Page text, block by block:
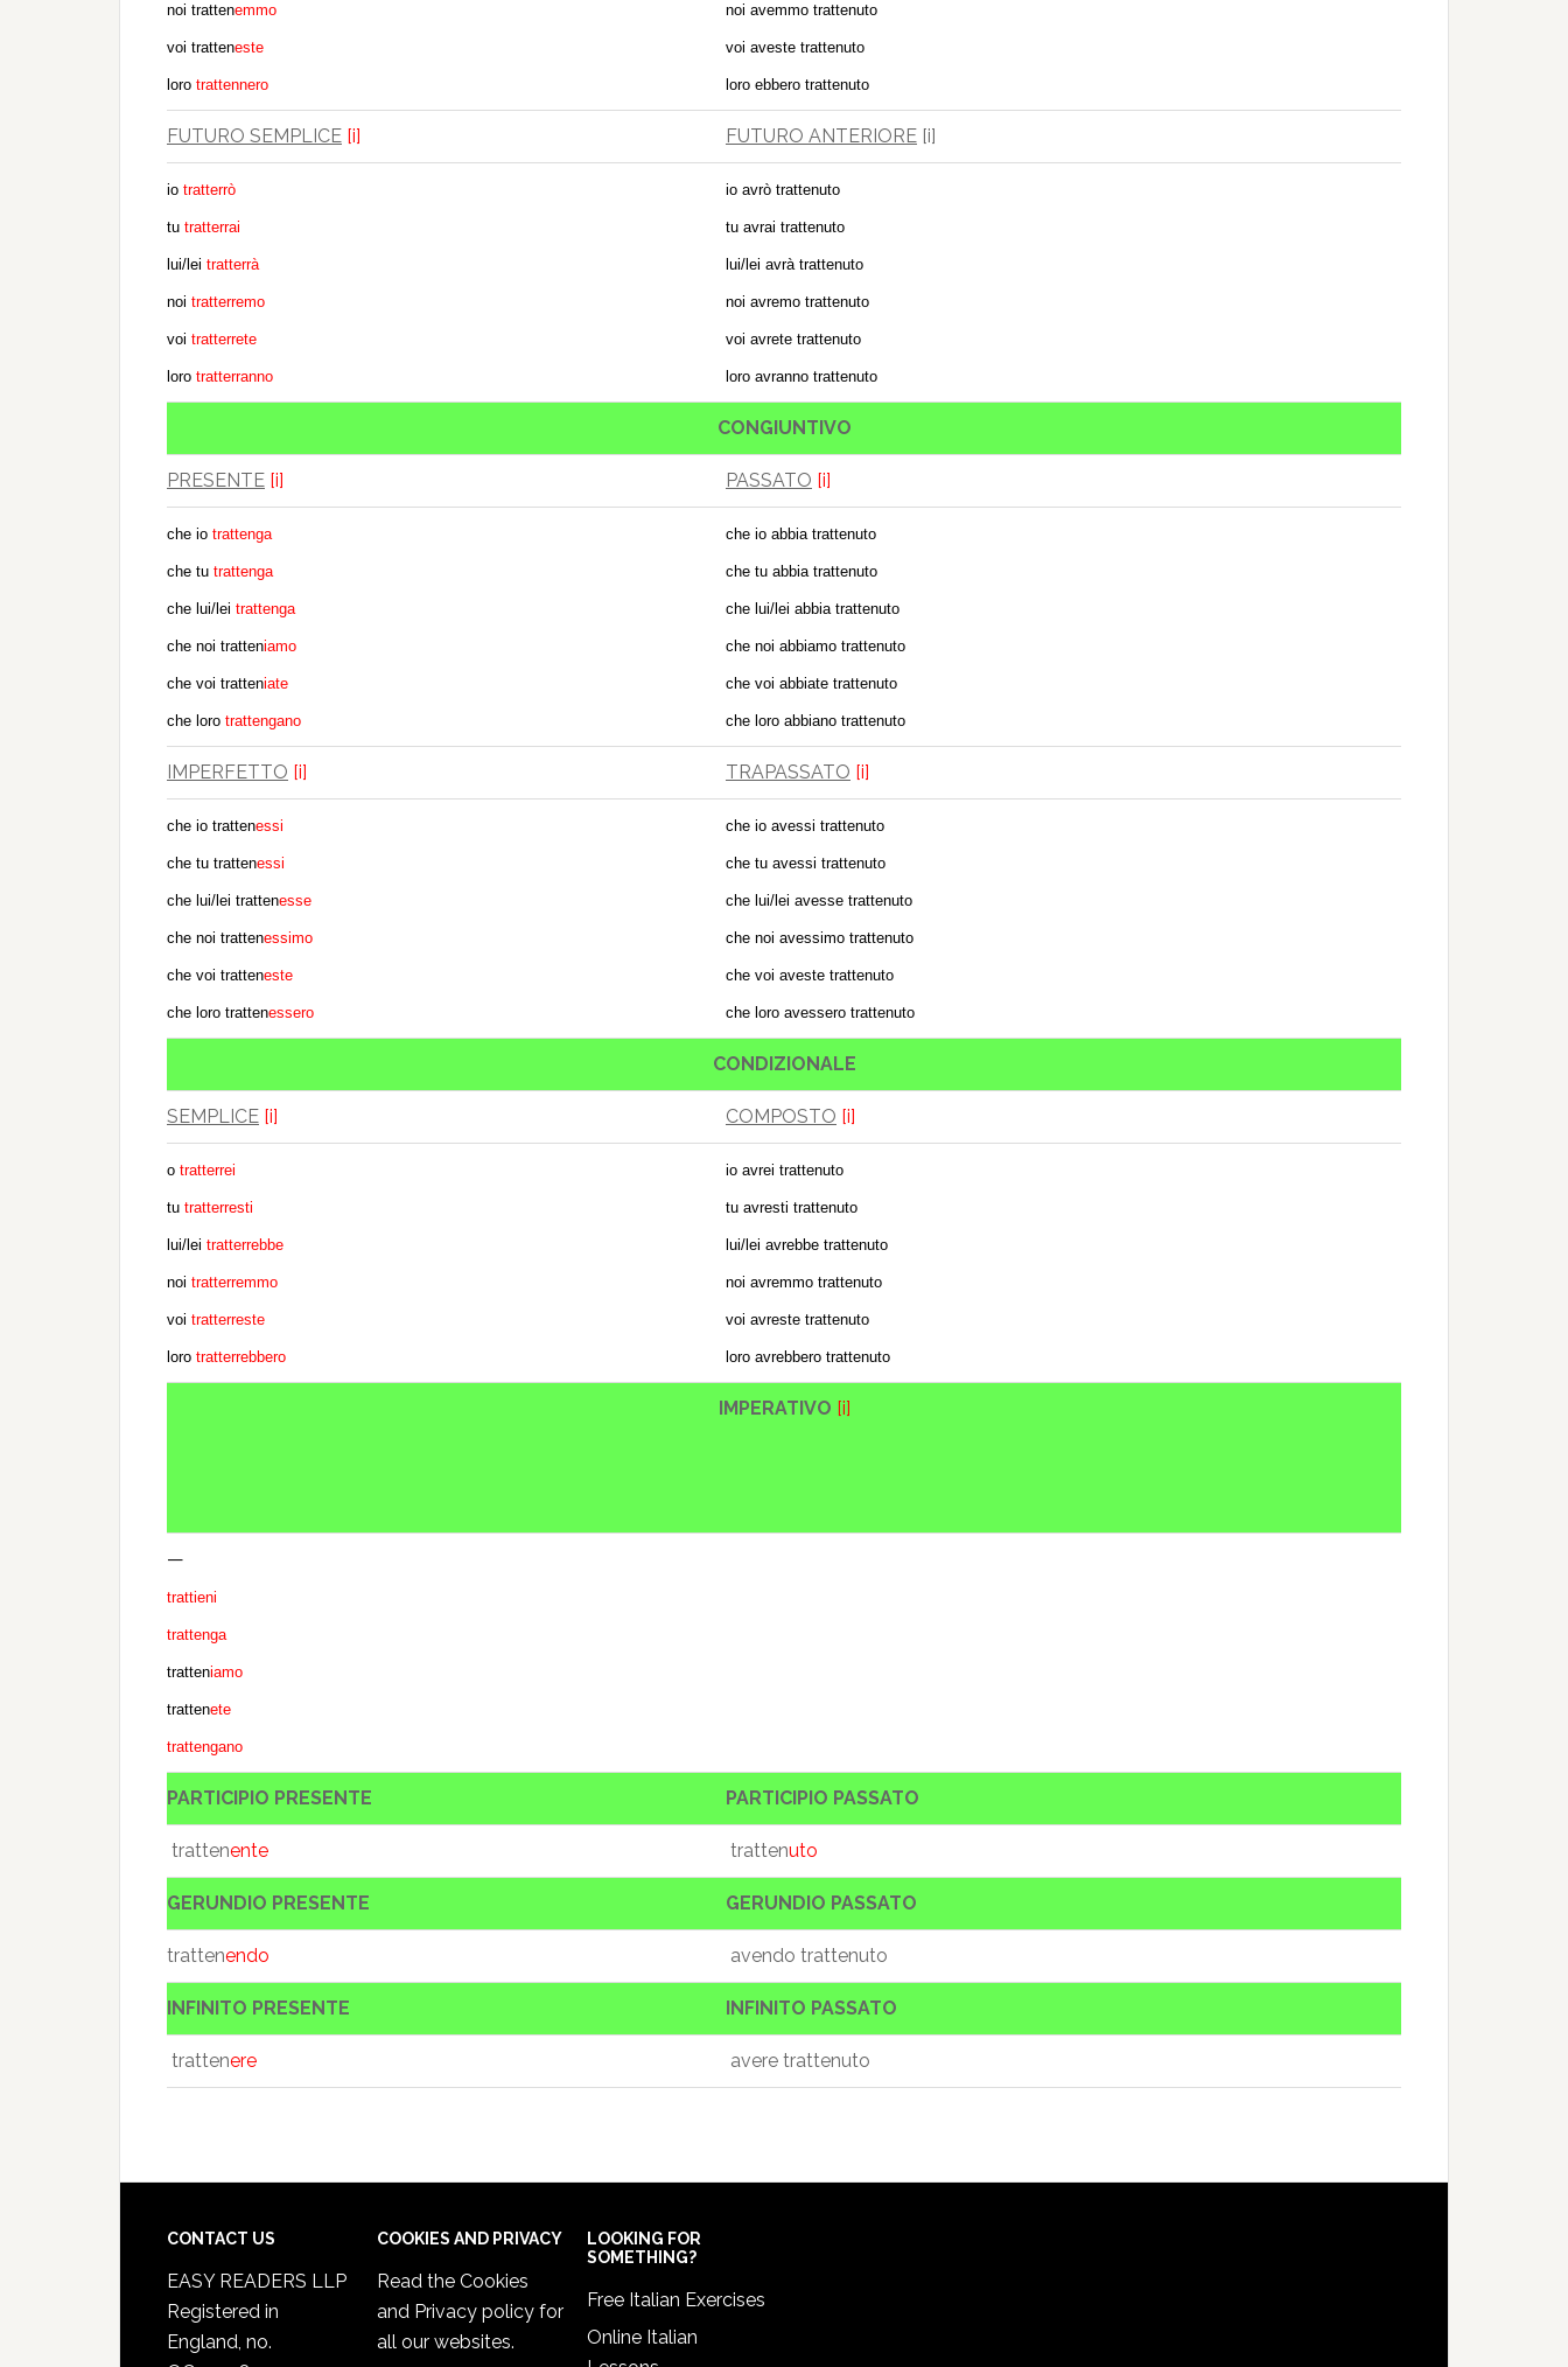
noi trattenemmo
voi tratteneste
loro trattennero
noi avemmo trattenuto
voi aveste trattenuto
loro ebbero trattenuto
FUTURO SEMPLICE [i] FUTURO ANTERIORE [i]
io tratterrò
tu tratterrai
lui/lei tratterrà
noi tratterremo
voi tratterrete
loro tratterranno
io avrò trattenuto
tu avrai trattenuto
lui/lei avrà trattenuto
noi avremo trattenuto
voi avrete trattenuto
loro avranno trattenuto
CONGIUNTIVO
PRESENTE [i] PASSATO [i]
che io trattenga
che tu trattenga
che lui/lei trattenga
che noi tratteniamo
che voi tratteniate
che loro trattengano
che io abbia trattenuto
che tu abbia trattenuto
che lui/lei abbia trattenuto
che noi abbiamo trattenuto
che voi abbiate trattenuto
che loro abbiano trattenuto
IMPERFETTO [i] TRAPASSATO [i]
che io trattenessi
che tu trattenessi
che lui/lei trattenesse
che noi trattenessimo
che voi tratteneste
che loro trattenessero
che io avessi trattenuto
che tu avessi trattenuto
che lui/lei avesse trattenuto
che noi avessimo trattenuto
che voi aveste trattenuto
che loro avessero trattenuto
CONDIZIONALE
SEMPLICE [i] COMPOSTO [i]
o tratterrei
tu tratterresti
lui/lei tratterrebbe
noi tratterremmo
voi tratterreste
loro tratterrebbero
io avrei trattenuto
tu avresti trattenuto
lui/lei avrebbe trattenuto
noi avremmo trattenuto
voi avreste trattenuto
loro avrebbero trattenuto
IMPERATIVO [i]
—
trattieni
trattenga
tratteniamo
trattenete
trattengano
PARTICIPIO PRESENTE PARTICIPIO PASSATO
trattenente trattenuto
GERUNDIO PRESENTE GERUNDIO PASSATO
trattenendo avendo trattenuto
INFINITO PRESENTE INFINITO PASSATO
trattenere avere trattenuto
CONTACT US
EASY READERS LLP
Registered in
England, no.
COOKIES AND PRIVACY
Read the Cookies
and Privacy policy for
all our websites.
LOOKING FOR
SOMETHING?
Free Italian Exercises
Online Italian